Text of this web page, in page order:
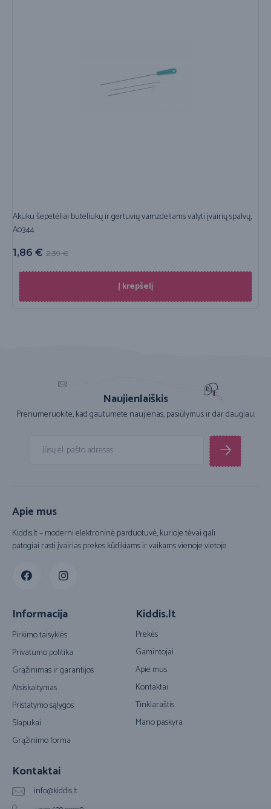
Akuku šepetėliai buteliukų ir gertuvių vamzdeliams valyti įvairių spalvų,
A0344
2,39€
1,86 €
Į krepšelį
Naujienlaiškis
Prenumeruokite, kad gautumėte naujienas, pasiūlymus ir dar daugiau.
Apie mus
Kiddis.lt – moderni elektroninė parduotuvė, kurioje tėvai gali
patogiai rasti įvairias prekes kūdikiams ir vaikams vienoje vietoje.
Informacija
Pirkimo taisyklės
Privatumo politika
Grąžinimas ir garantijos
Atsiskaitymas
Pristatymo sąlygos
Slapukai
Grąžinimo forma
Kiddis.lt
Prekės
Gamintojai
Apie mus
Kontaktai
Tinklaraštis
Mano paskyra
Kontaktai
info@kiddis.lt